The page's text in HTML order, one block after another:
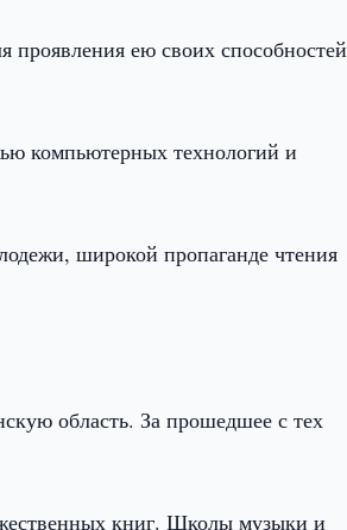
проявления ею своих способностей
компьютерных технологий и
широкой пропаганде чтения
область. За прошедшее с тех
книг. Школы музыки и